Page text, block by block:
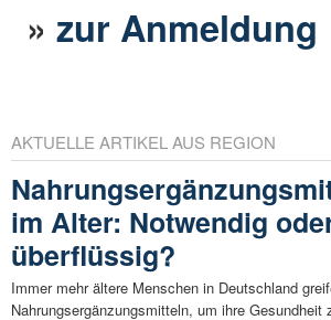
»zur Anmeldung
AKTUELLE ARTIKEL AUS REGION
im Alter: Notwendig
überflüssig?
Immer mehr ältere Menschen in Deutschland
Nahrungsergänzungsmitteln, um ihre Gesundheit